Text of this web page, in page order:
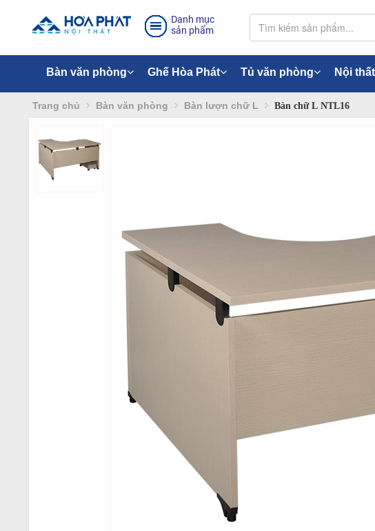
Danh mục
sản phẩm
Bàn văn phòng Ghế Hòa Phát Tủ văn phòng Nội
Trang chủ Bàn văn phòng Bàn lượn chữ L Bàn chữ L NTL16